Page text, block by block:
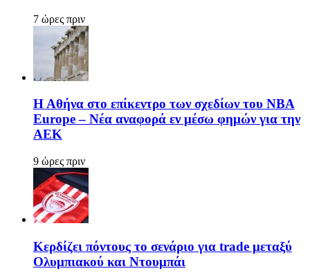
7 ώρες πριν
Η Αθήνα στο επίκεντρο των σχεδίων του NBA
Europe – Νέα αναφορά εν μέσω φημών για την
ΑΕΚ
9 ώρες πριν
Κερδίζει πόντους το σενάριο για trade μεταξύ
Ολυμπιακού και Ντουμπάι